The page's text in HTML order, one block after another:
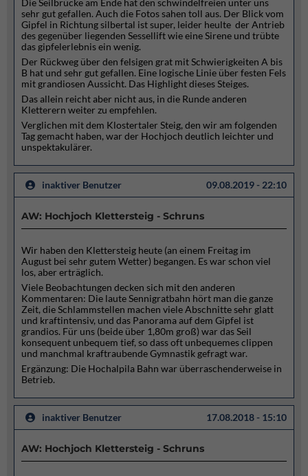
Die Seilbrücke am Ende hat den schwindelfreien unter uns
sehr gut gefallen. Auch die Fotos sahen toll aus. Der Blick vom
Gipfel in Richtung silbertal ist super, leider heulte der Antrieb
des gegenüber liegenden Sessellift wie eine Sirene und trübte
das gipfelerlebnis ein wenig.
Der Rückweg über den felsigen grat mit Schwierigkeiten A bis
B hat und sehr gut gefallen. Eine logische Linie über festen Fels
mit grandiosen Aussicht. Das Highlight dieses Steiges.
Das allein reicht aber nicht aus, in die Runde anderen
Kletterern weiter zu empfehlen.
Verglichen mit dem Klostertaler Steig, den wir am folgenden
Tag gemacht haben, war der Hochjoch deutlich leichter und
unspektakulärer.
inaktiver Benutzer 09.08.2019 - 22:10
AW: Hochjoch Klettersteig - Schruns
Wir haben den Klettersteig heute (an einem Freitag im
August bei sehr gutem Wetter) begangen. Es war schon viel
los, aber erträglich.
Viele Beobachtungen decken sich mit den anderen
Kommentaren: Die laute Sennigratbahn hört man die ganze
Zeit, die Schlammstellen machen viele Abschnitte sehr glatt
und kraftintensiv, und das Panorama auf dem Gipfel ist
grandios. Für uns (beide über 1,80m groß) war das Seil
konsequent unbequem tief, so dass oft unbequemes clippen
und manchmal kraftraubende Gymnastik gefragt war.
Ergänzung: Die Hochalpila Bahn war überraschenderweise in
Betrieb.
inaktiver Benutzer 17.08.2018 - 15:10
AW: Hochjoch Klettersteig - Schruns